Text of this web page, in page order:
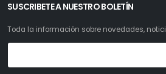
SUSCRIBETE A NUESTRO BOLETÍN
Toda la información sobre novedades,